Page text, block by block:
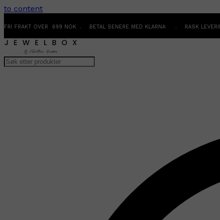
to content
FRI FRAKT OVER 699 NOK . BETAL SENERE MED KLARNA . RASK